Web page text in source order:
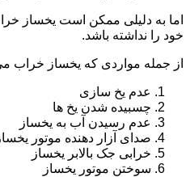
اما به دلیلی ممکن است یخساز
خود را نداشته باشد.
از جمله مواردی که یخساز خراب
عدم یخ سازی
چسبیده شدن یخ ها
عدم رسیدن آب به یخساز
صدای آزار دهنده موتور
خرابی جک بالابر یخساز
سوختن موتور یخساز